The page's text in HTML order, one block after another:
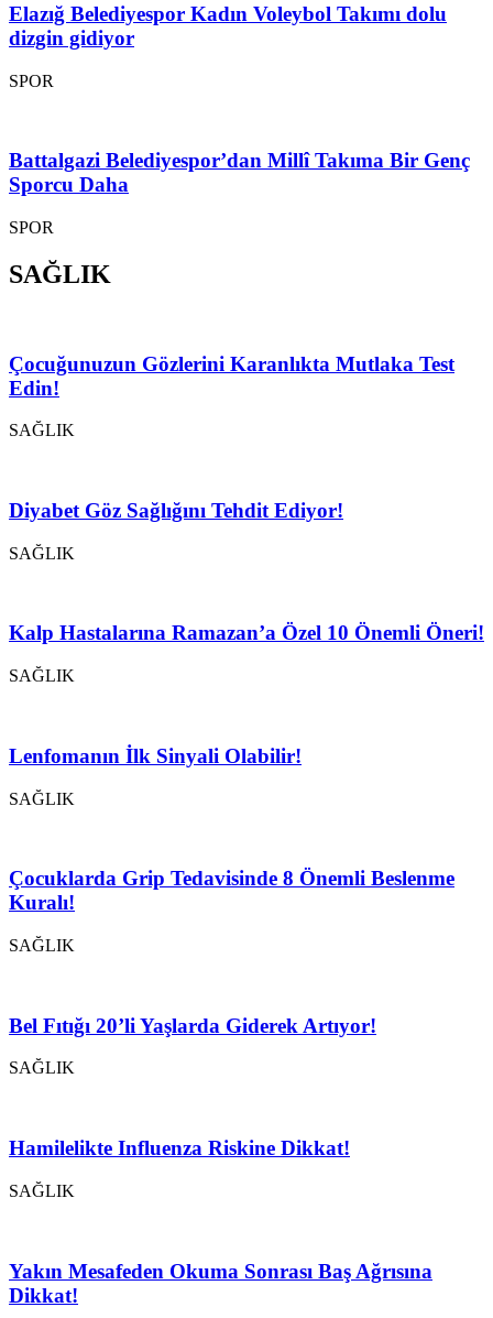
Elazığ Belediyespor Kadın Voleybol Takımı dolu
dizgin gidiyor
SPOR
Battalgazi Belediyespor’dan Millî Takıma Bir Genç
Sporcu Daha
SPOR
SAĞLIK
Çocuğunuzun Gözlerini Karanlıkta Mutlaka Test
Edin!
SAĞLIK
Diyabet Göz Sağlığını Tehdit Ediyor!
SAĞLIK
Kalp Hastalarına Ramazan’a Özel 10 Önemli Öneri!
SAĞLIK
Lenfomanın İlk Sinyali Olabilir!
SAĞLIK
Çocuklarda Grip Tedavisinde 8 Önemli Beslenme
Kuralı!
SAĞLIK
Bel Fıtığı 20’li Yaşlarda Giderek Artıyor!
SAĞLIK
Hamilelikte Influenza Riskine Dikkat!
SAĞLIK
Yakın Mesafeden Okuma Sonrası Baş Ağrısına
Dikkat!